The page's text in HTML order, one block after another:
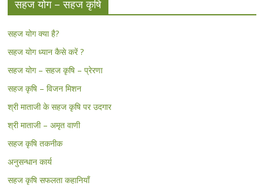
सहज योग – सहज कृषि
सहज योग क्या है?
सहज योग ध्यान कैसे करें ?
सहज योग – सहज कृषि – प्रेरणा
सहज कृषि – विजन मिशन
श्री माताजी के सहज कृषि पर उदगार
श्री माताजी – अमृत वाणी
सहज कृषि तकनीक
अनुसन्धान कार्य
सहज कृषि सफलता कहानियाँ